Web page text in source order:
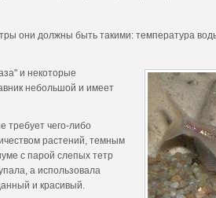
они должны быть такими: температура
и некоторые
небольшой и имеет
чего-либо
растений, темным
с парой слепых тетр
а использовала
и красивый.